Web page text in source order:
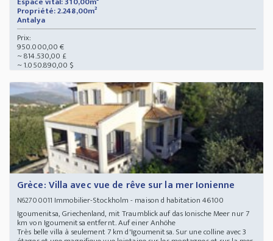
Propriété: 2.248,00m²
Antalya
Prix:
950.000,00 €
~ 814.530,00 £
~ 1.050.890,00 $
Grèce: Villa avec vue de rêve sur la mer Ionienne
N62700011 Immobilier-Stockholm - maison d habitation 46100
Igoumenitsa, Griechenland, mit Traumblick auf das Ionische Meer nur 7
km von Igoumenitsa entfernt. Auf einer Anhöhe
Très belle villa à seulement 7 km d'Igoumenitsa. Sur une colline avec 3